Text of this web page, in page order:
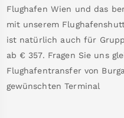
Flughafen Wien und das
mit unserem
ist natürlich auch für
ab € 357. Fragen Sie uns
Flughafentransfer von
gewünschten Terminal